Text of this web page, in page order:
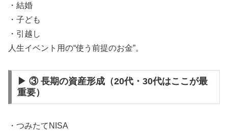
・結婚
・子ども
・引越し
人生イベント用の“使う前提のお金”。
▶ ③ 長期の資産形成（20代・30代はここが最
重要）
・つみたてNISA